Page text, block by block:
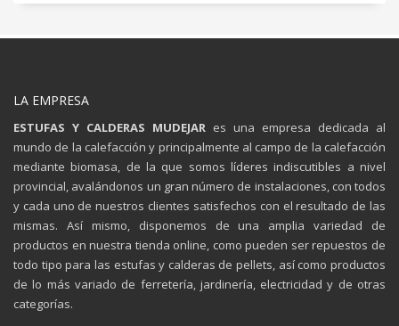
LA EMPRESA
ESTUFAS Y CALDERAS MUDEJAR es una empresa dedicada al
mundo de la calefacción y principalmente al campo de la calefacción
mediante biomasa, de la que somos líderes indiscutibles a nivel
provincial, avalándonos un gran número de instalaciones, con todos
y cada uno de nuestros clientes satisfechos con el resultado de las
mismas. Así mismo, disponemos de una amplia variedad de
productos en nuestra tienda online, como pueden ser repuestos de
todo tipo para las estufas y calderas de pellets, así como productos
de lo más variado de ferretería, jardinería, electricidad y de otras
categorías.